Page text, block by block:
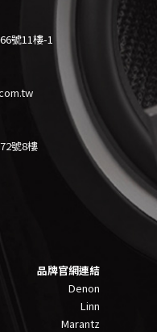
號11樓-1
號8樓
品牌官網連結
Denon
Linn
Marantz